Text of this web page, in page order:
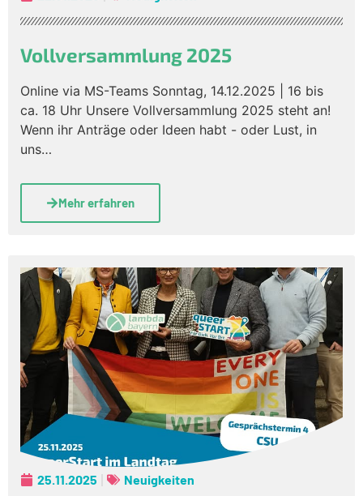
Vollversammlung 2025
Online via MS-Teams Sonntag, 14.12.2025 | 16 bis
ca. 18 Uhr Unsere Vollversammlung 2025 steht an!
Wenn ihr Anträge oder Ideen habt - oder Lust, in
uns…
Mehr erfahren
25.11.2025 Neuigkeiten